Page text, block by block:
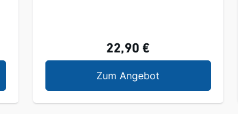
22,90 €
Zum Angebot